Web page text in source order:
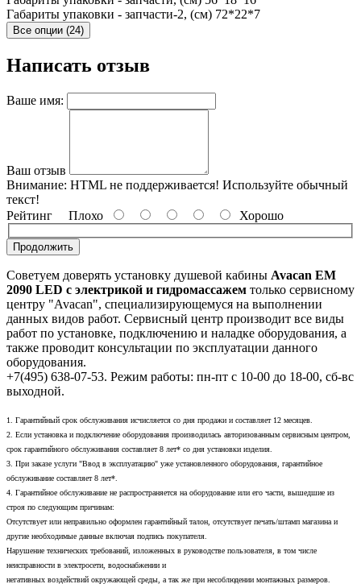
Габариты упаковки - запчасти-2, (см) 72*22*7
Все опции (24)
Написать отзыв
Ваше имя:
Ваш отзыв
Внимание: HTML не поддерживается! Используйте обычный
текст!
Рейтинг Плохо Хорошо
Продолжить
Советуем доверять установку душевой кабины Avacan EM
2090 LED с электрикой и гидромассажем только сервисному
центру "Avacan", специализирующемуся на выполнении
данных видов работ. Сервисный центр производит все виды
работ по установке, подключению и наладке оборудования, а
также проводит консультации по эксплуатации данного
оборудования.
+7(495) 638-07-53. Режим работы: пн-пт с 10-00 до 18-00, сб-вс
выходной.
1. Гарантийный срок обслуживания исчисляется со дня продажи и составляет 12 месяцев.
2. Если установка и подключение оборудования производилась авторизованным сервисным центром,
срок гарантийного обслуживания составляет 8 лет* со дня установки изделия.
3. При заказе услуги "Ввод в эксплуатацию" уже установленного оборудования, гарантийное
обслуживание составляет 8 лет*.
4. Гарантийное обслуживание не распространяется на оборудование или его части, вышедшие из
строя по следующим причинам:
Отсутствует или неправильно оформлен гарантийный талон, отсутствует печать/штамп магазина и
другие необходимые данные включая подпись покупателя.
Нарушение технических требований, изложенных в руководстве пользователя, в том числе
неисправности в электросети, водоснабжении и
негативных воздействий окружающей среды, а так же при несоблюдении монтажных размеров.